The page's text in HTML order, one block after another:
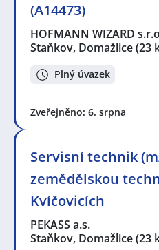
(A14473)
HOFMANN WIZARD
Staňkov, Domažlice(23
Plný úvazek
Zveřejněno: 6. srpna
Servisní technik
zemědělskou
Kvíčovicích
PEKASS a.s.
Staňkov, Domažlice(23